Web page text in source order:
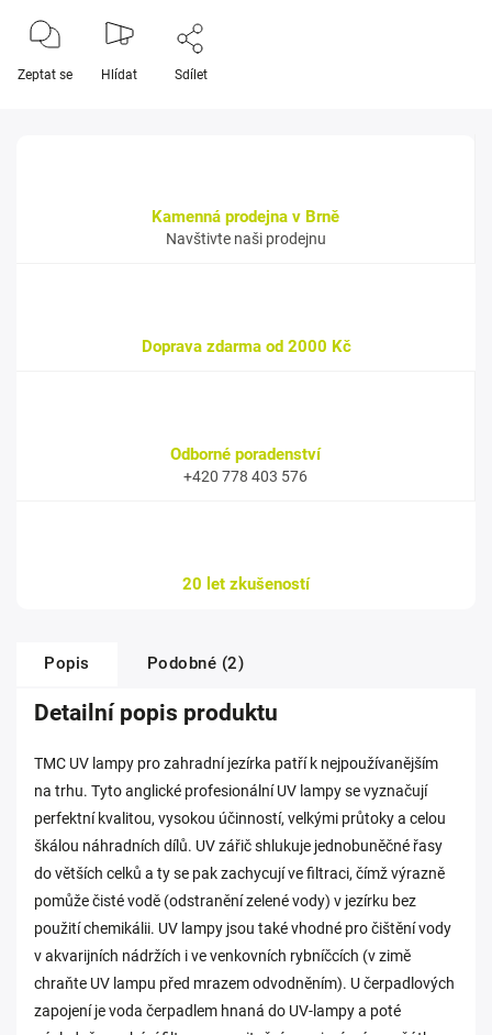
Zeptat se Hlídat Sdílet
Kamenná prodejna v Brně
Navštivte naši prodejnu
Doprava zdarma od 2000 Kč
Odborné poradenství
+420 778 403 576
20 let zkušeností
Popis Podobné (2)
Detailní popis produktu
TMC UV lampy pro zahradní jezírka patří k nejpoužívanějším
na trhu. Tyto anglické profesionální UV lampy se vyznačují
perfektní kvalitou, vysokou účinností, velkými průtoky a celou
škálou náhradních dílů. UV zářič shlukuje jednobuněčné řasy
do větších celků a ty se pak zachycují ve filtraci, čímž výrazně
pomůže čisté vodě (odstranění zelené vody) v jezírku bez
použití chemikálii. UV lampy jsou také vhodné pro čištění vody
v akvarijních nádržích i ve venkovních rybníčcích (v zimě
chraňte UV lampu před mrazem odvodněním). U čerpadlových
zapojení je voda čerpadlem hnaná do UV-lampy a poté